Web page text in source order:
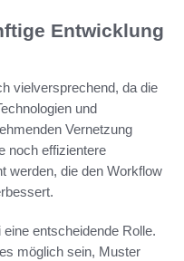
Entwicklung
vielversprechend, da die
und
Vernetzung
noch effizientere
werden, die den Workflow
eine entscheidende Rolle.
möglich sein, Muster